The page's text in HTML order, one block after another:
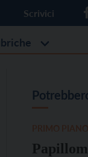
Scrivici